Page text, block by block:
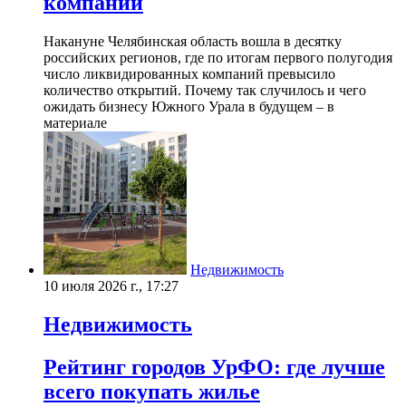
Накануне Челябинская область вошла в десятку
российских регионов, где по итогам первого полугодия
число ликвидированных компаний превысило
количество открытий. Почему так случилось и чего
ожидать бизнесу Южного Урала в будущем – в
материале
Недвижимость
10 июля 2026 г., 17:27
Недвижимость
Рейтинг городов УрФО: где лучше
всего покупать жилье